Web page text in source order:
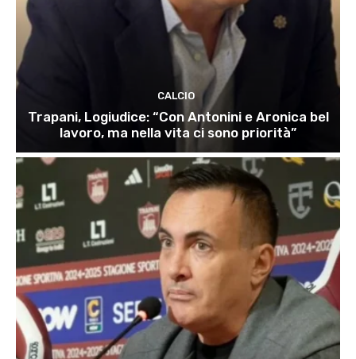
CALCIO
Trapani, Logiudice: “Con Antonini e Aronica bel
lavoro, ma nella vita ci sono priorità”